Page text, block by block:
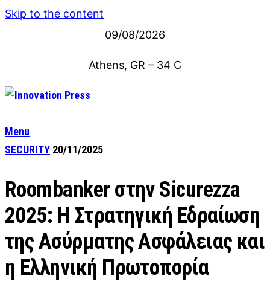
Skip to the content
09/08/2026
Athens, GR – 34 C
Menu
SECURITY 20/11/2025
Roombanker στην Sicurezza
2025: Η Στρατηγική Εδραίωση
της Ασύρματης Ασφάλειας και
η Ελληνική Πρωτοπορία